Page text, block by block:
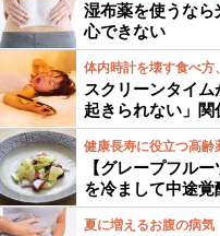
湿布薬を使うな
心できない
体内時計を壊す食べ方
スクリーンタイ
起きられない」関
健康長寿に役立つ高齢
【グレープフル
を冷まして中途覚
夏に増えるお腹の病気